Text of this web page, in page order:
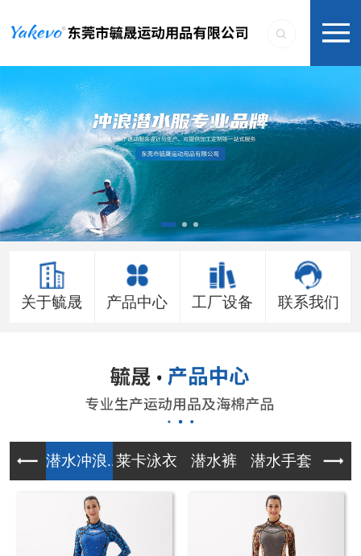
关于毓晟 产品中心 工厂设备 联系我们
潜水冲浪...莱卡泳衣 潜水裤 潜水手套 午餐